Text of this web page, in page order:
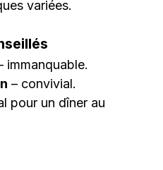
variées.
immanquable.
– convivial.
pour un dîner au